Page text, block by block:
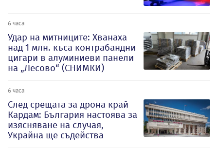
6 часа
Удар на митниците: Хванаха
над 1 млн. къса контрабандни
цигари в алуминиеви панели
на „Лесово“ (СНИМКИ)
6 часа
След срещата за дрона край
Кардам: България настоява за
изясняване на случая,
Украйна ще съдейства